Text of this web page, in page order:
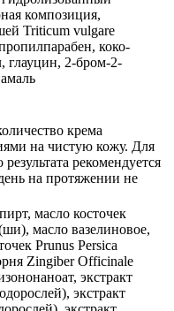
композиция,
Triticum vulgare
коко-
глауцин, 2-бром-2-
крема
на чистую кожу. Для
рекомендуется
на протяжении не
масло косточек
масло вазелиновое,
Prunus Persica
Zingiber Officinale
экстракт
экстракт